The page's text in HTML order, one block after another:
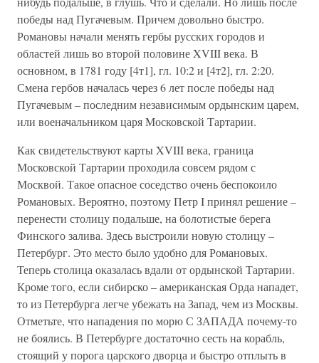
победы над Пугачевым. Причем довольно быстро.
Романовы начали менять гербы русских городов и
областей лишь во второй половине XVIII века. В
основном, в 1781 году [4т1], гл. 10:2 и [4т2], гл. 2:20.
Смена гербов началась через 6 лет после победы над
Пугачевым – последним независимым ордынским царем,
или военачальником царя Московской Тартарии.
Как свидетельствуют карты XVIII века, граница
Московской Тартарии проходила совсем рядом с
Москвой. Такое опасное соседство очень беспокоило
Романовых. Вероятно, поэтому Петр I принял решение –
перенести столицу подальше, на болотистые берега
Финского залива. Здесь выстроили новую столицу –
Петербург. Это место было удобно для Романовых.
Теперь столица оказалась вдали от ордынской Тартарии.
Кроме того, если сибирско – американская Орда нападет,
то из Петербурга легче убежать на Запад, чем из Москвы.
Отметьте, что нападения по морю С ЗАПАДА почему-то
не боялись. В Петербурге достаточно сесть на корабль,
стоящий у порога царского дворца и быстро отплыть в